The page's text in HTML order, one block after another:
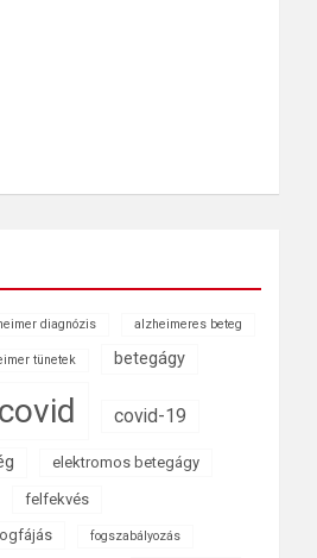
diagnózis alzheimeres beteg
tünetek betegágy
covid covid-19
elektromos betegágy
felfekvés
fogszabályozás